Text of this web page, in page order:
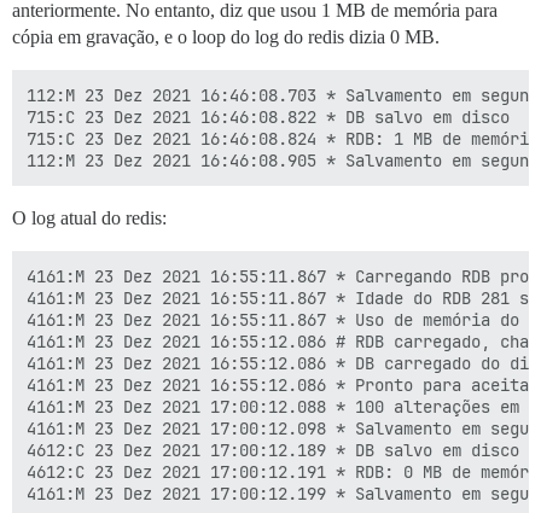
anteriormente. No entanto, diz que usou 1 MB de memória para
cópia em gravação, e o loop do log do redis dizia 0 MB.
112:M 23 Dez 2021 16:46:08.703 * Salvamento em
715:C 23 Dez 2021 16:46:08.822 * DB salvo em disco
715:C 23 Dez 2021 16:46:08.824 * RDB: 1 MB de
O log atual do redis:
4161:M 23 Dez 2021 16:55:11.867 * Carregando RDB
4161:M 23 Dez 2021 16:55:11.867 * Idade do RDB 281
4161:M 23 Dez 2021 16:55:11.867 * Uso de memória do
4161:M 23 Dez 2021 16:55:12.086 # RDB carregado,
4161:M 23 Dez 2021 16:55:12.086 * DB carregado do
4161:M 23 Dez 2021 16:55:12.086 * Pronto para aceitar
4161:M 23 Dez 2021 17:00:12.088 * 100 alterações em
4161:M 23 Dez 2021 17:00:12.098 * Salvamento em
4612:C 23 Dez 2021 17:00:12.189 * DB salvo em disco
4612:C 23 Dez 2021 17:00:12.191 * RDB: 0 MB de